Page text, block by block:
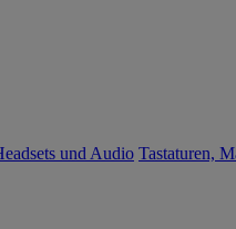
und Audio Tastaturen,